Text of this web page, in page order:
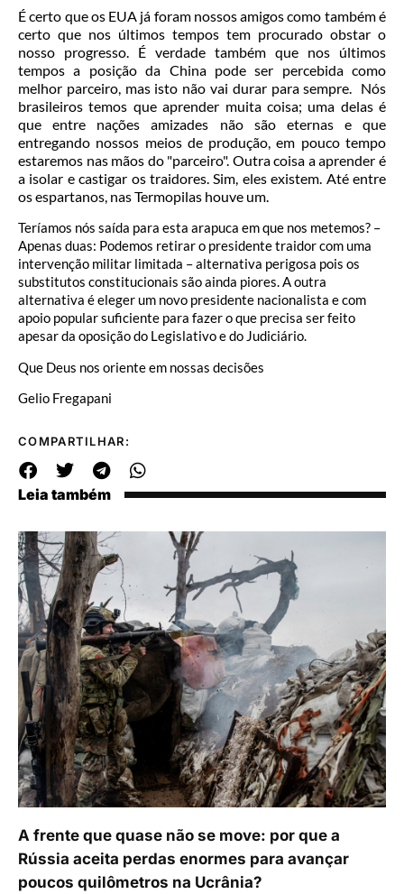
É certo que os EUA já foram nossos amigos como também é
certo que nos últimos tempos tem procurado obstar o
nosso progresso. É verdade também que nos últimos
tempos a posição da China pode ser percebida como
melhor parceiro, mas isto não vai durar para sempre. Nós
brasileiros temos que aprender muita coisa; uma delas é
que entre nações amizades não são eternas e que
entregando nossos meios de produção, em pouco tempo
estaremos nas mãos do "parceiro". Outra coisa a aprender é
a isolar e castigar os traidores. Sim, eles existem. Até entre
os espartanos, nas Termopilas houve um.
Teríamos nós saída para esta arapuca em que nos metemos? –
Apenas duas: Podemos retirar o presidente traidor com uma
intervenção militar limitada – alternativa perigosa pois os
substitutos constitucionais são ainda piores. A outra
alternativa é eleger um novo presidente nacionalista e com
apoio popular suficiente para fazer o que precisa ser feito
apesar da oposição do Legislativo e do Judiciário.
Que Deus nos oriente em nossas decisões
Gelio Fregapani
COMPARTILHAR:
Leia também
A frente que quase não se move: por que a
Rússia aceita perdas enormes para avançar
poucos quilômetros na Ucrânia?